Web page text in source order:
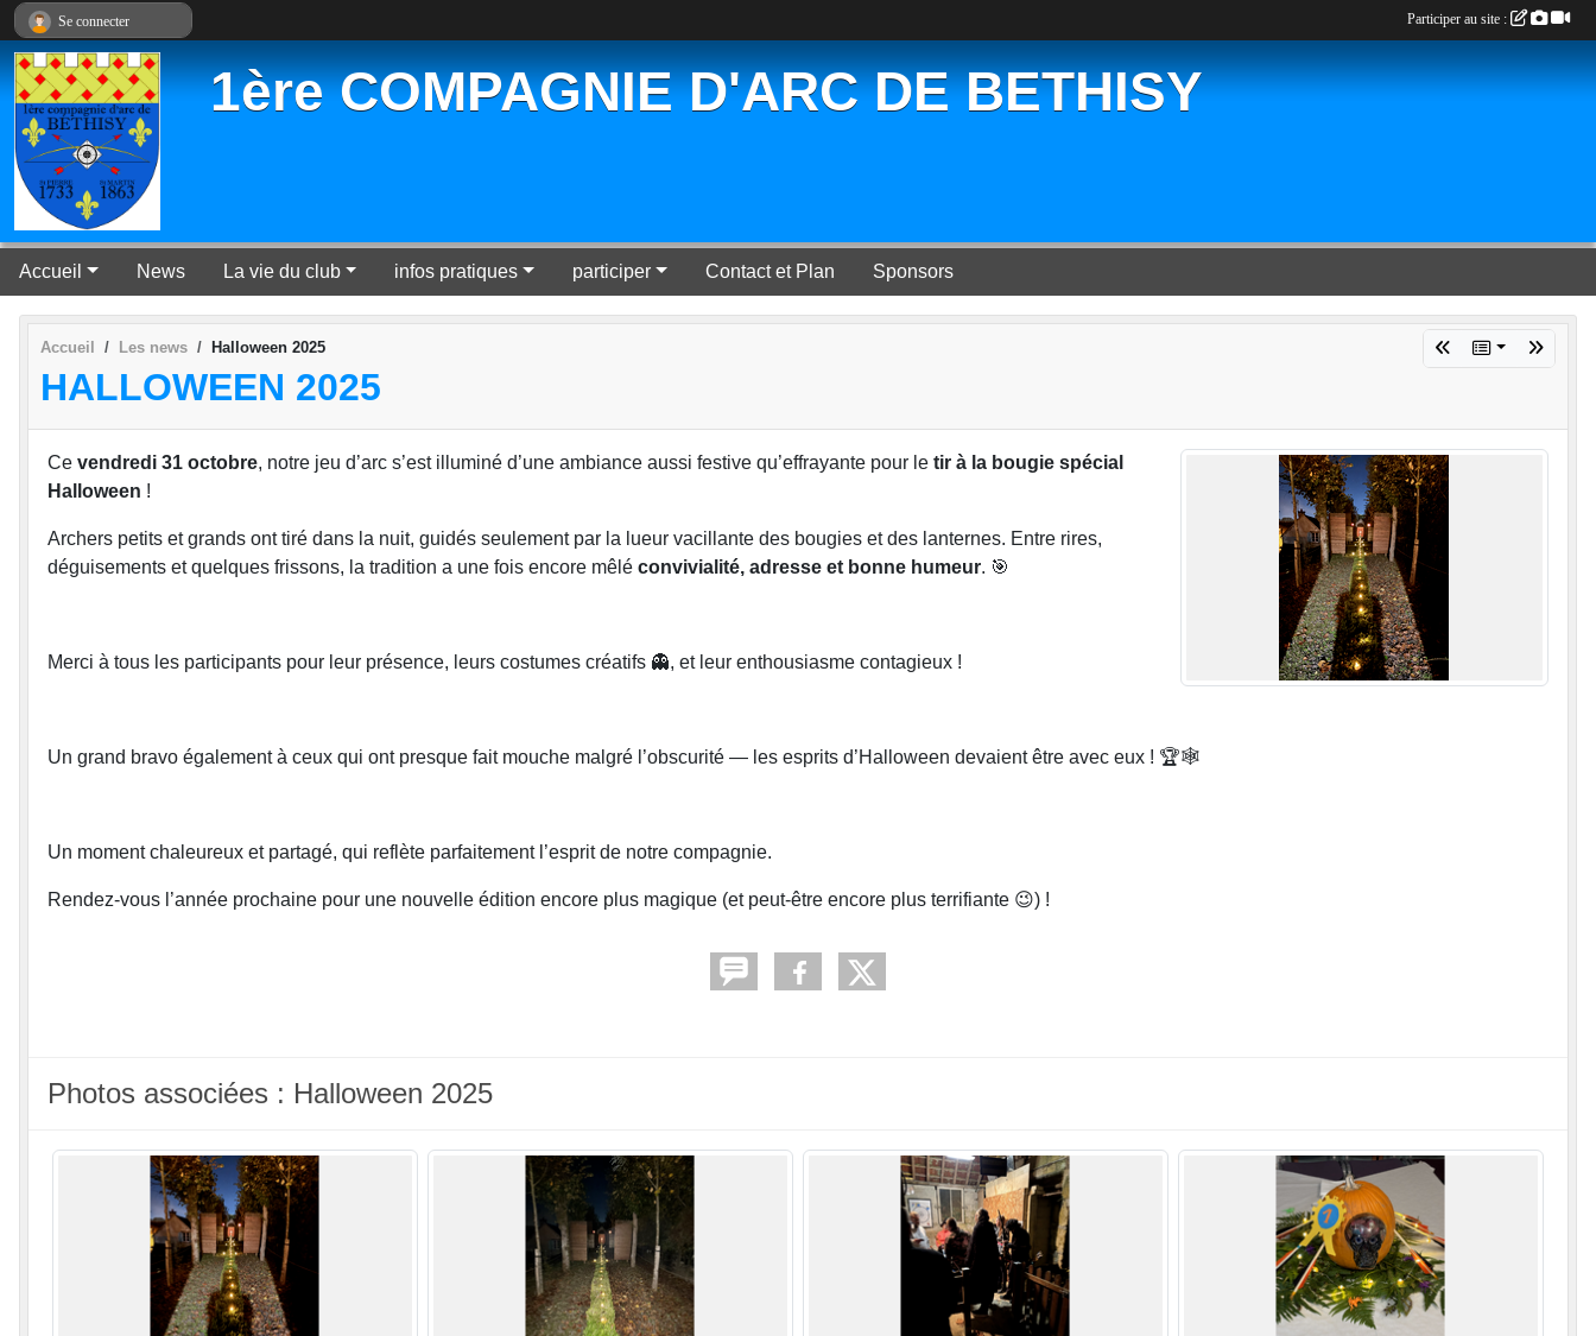
1ère COMPAGNIE D'ARC DE BETHISY
Accueil News La vie du club infos pratiques participer Contact et Plan Sponsors
Accueil Les news Halloween 2025
HALLOWEEN 2025
Ce vendredi 31 octobre, notre jeu d’arc s’est illuminé d’une ambiance aussi festive qu’effrayante pour le tir à la bougie spécial
Halloween !
Archers petits et grands ont tiré dans la nuit, guidés seulement par la lueur vacillante des bougies et des lanternes. Entre rires,
déguisements et quelques frissons, la tradition a une fois encore mêlé convivialité, adresse et bonne humeur. 🎯
Merci à tous les participants pour leur présence, leurs costumes créatifs 👻, et leur enthousiasme contagieux !
Un grand bravo également à ceux qui ont presque fait mouche malgré l’obscurité — les esprits d’Halloween devaient être avec eux ! 🏆🕸️
Un moment chaleureux et partagé, qui reflète parfaitement l’esprit de notre compagnie.
Rendez-vous l’année prochaine pour une nouvelle édition encore plus magique (et peut-être encore plus terrifiante 😉) !
Photos associées : Halloween 2025
Se connecter Participer au site :
Panneau de gestion des cookies